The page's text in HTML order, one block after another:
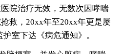
院治疗无效，无数次因哮喘
救，20xx年至20xx年更是屡
室下达《病危通知》。